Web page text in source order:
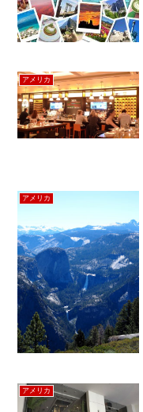
アメリカ
アメリカ
アメリカ